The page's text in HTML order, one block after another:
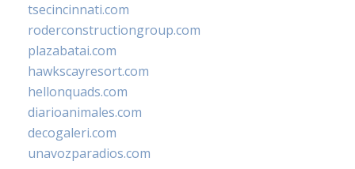
tsecincinnati.com
roderconstructiongroup.com
plazabatai.com
hawkscayresort.com
hellonquads.com
diarioanimales.com
decogaleri.com
unavozparadios.com